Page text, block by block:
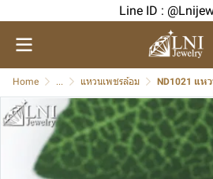
Line ID :
Home ... แหวนเพชรล้อม ND1021 แห